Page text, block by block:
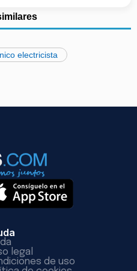
electricista
legal
de uso